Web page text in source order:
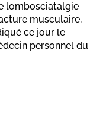
lombosciatalgie
musculaire,
ce jour le
personnel du